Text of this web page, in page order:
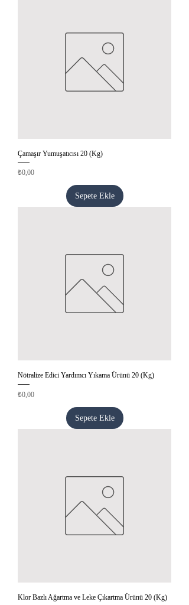
Çamaşır Yumuşatıcısı 20 (Kg)
Fiyat
₺0,00
Sepete Ekle
Nötralize Edici Yardımcı Yıkama Ürünü 20 (Kg)
Fiyat
₺0,00
Sepete Ekle
Klor Bazlı Ağartma ve Leke Çıkartma Ürünü 20 (Kg)